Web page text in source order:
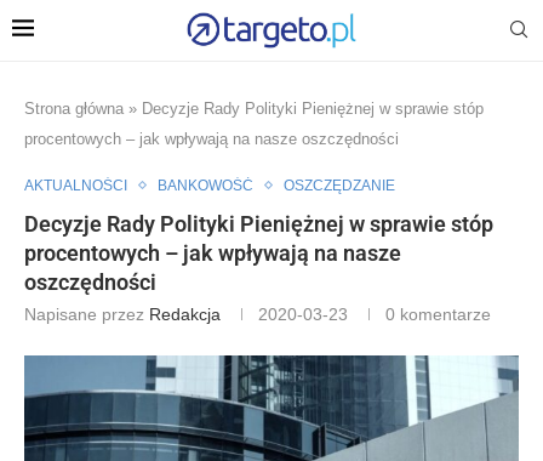
Strona główna » Decyzje Rady Polityki Pieniężnej w sprawie stóp
procentowych – jak wpływają na nasze oszczędności
AKTUALNOŚCI BANKOWOŚĆ OSZCZĘDZANIE
Decyzje Rady Polityki Pieniężnej w sprawie stóp
procentowych – jak wpływają na nasze
oszczędności
Napisane przez Redakcja 2020-03-23 0 komentarze